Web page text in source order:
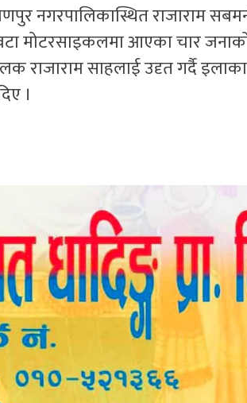
नगरपालिकास्थित राजाराम
वटा मोटरसाइकलमा आएका चार
राजाराम साहलाई उदृत गर्दै इलाका
।